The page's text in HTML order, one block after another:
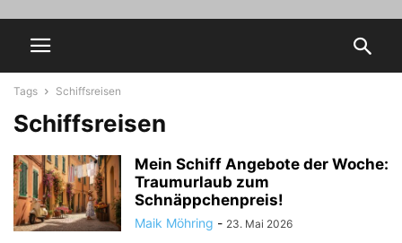
Tags Schiffsreisen
Schiffsreisen
Mein Schiff Angebote der Woche:
Traumurlaub zum
Schnäppchenpreis!
Maik Möhring - 23. Mai 2026